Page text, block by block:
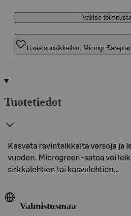
Valitse
Lisää suosikkeihin, Microgr
Tuotetiedot
Kasvata ravinteikkaita versoja ja
vuoden. Microgreen-satoa voi
sirkkalehtien tai kasvulehtien…
Valmistusmaa